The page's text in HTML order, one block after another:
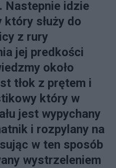
Nastepnie idzie
który służy do
z rury
jej predkości
około
tłok z prętem i
który w
jest wypychany
i rozpylany na
w ten sposób
wystrzeleniem